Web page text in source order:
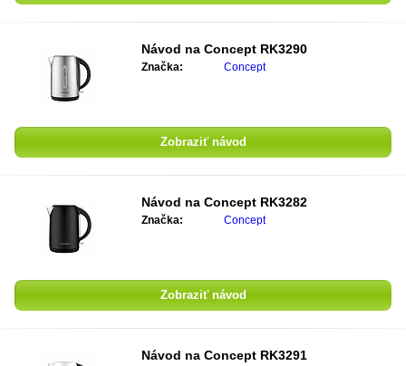
Návod na Concept RK3290
Značka: Concept
Zobraziť návod
Návod na Concept RK3282
Značka: Concept
Zobraziť návod
Návod na Concept RK3291